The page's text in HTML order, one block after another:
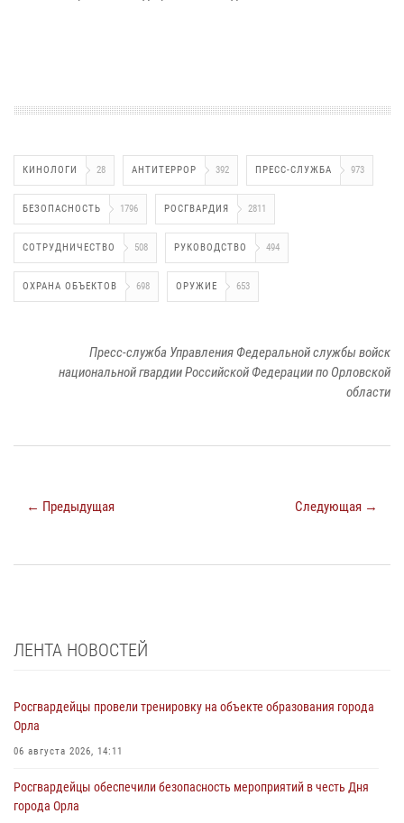
КИНОЛОГИ 28 АНТИТЕРРОР 392 ПРЕСС-СЛУЖБА 973
БЕЗОПАСНОСТЬ 1796 РОСГВАРДИЯ 2811
СОТРУДНИЧЕСТВО 508 РУКОВОДСТВО 494
ОХРАНА ОБЪЕКТОВ 698 ОРУЖИЕ 653
Пресс-служба Управления Федеральной службы войск
национальной гвардии Российской Федерации по Орловской
области
← Предыдущая Следующая →
ЛЕНТА НОВОСТЕЙ
Росгвардейцы провели тренировку на объекте образования города
Орла
06 августа 2026, 14:11
Росгвардейцы обеспечили безопасность мероприятий в честь Дня
города Орла